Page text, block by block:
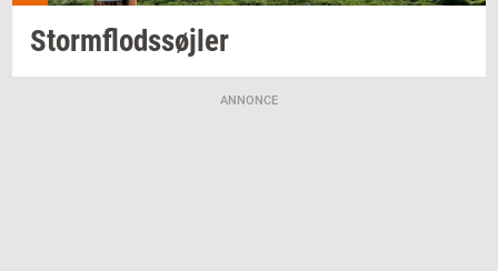
Storm­flod­s­søj­ler
ANNONCE